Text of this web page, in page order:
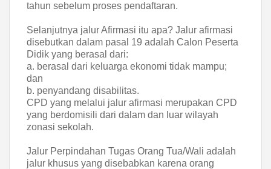
tahun sebelum proses pendaftaran.
Selanjutnya jalur Afirmasi itu apa? Jalur afirmasi
disebutkan dalam pasal 19 adalah Calon Peserta
Didik yang berasal dari:
a. berasal dari keluarga ekonomi tidak mampu;
dan
b. penyandang disabilitas.
CPD yang melalui jalur afirmasi merupakan CPD
yang berdomisili dari dalam dan luar wilayah
zonasi sekolah.
Jalur Perpindahan Tugas Orang Tua/Wali adalah
jalur khusus yang disebabkan karena orang